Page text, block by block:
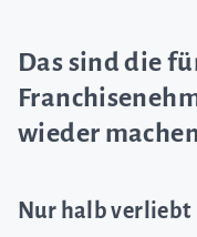
Das sind die
wieder
Nur halb verliebt